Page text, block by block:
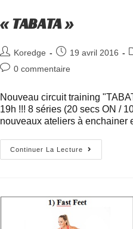
« TABATA »
Koredge 19 avril 2016
0 commentaire
Nouveau circuit training
19h !!! 8 séries (20 secs ON /
nouveaux ateliers à enchainer
Continuer La Lecture